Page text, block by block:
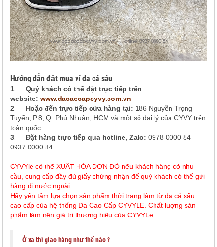
Hướng dẫn đặt mua ví da cá sấu
1. Quý khách có thể đặt trực tiếp trên
website: www.dacaocapcyvy.com.vn
2. Hoặc đến trực tiếp cửa hàng tại: 186 Nguyễn Trọng
Tuyển, P.8, Q. Phú Nhuận, HCM và một số đại lý của CYVY trên
toàn quốc.
3. Đặt hàng trực tiếp qua hotline, Zalo: 0978 0000 84 –
0937 0000 84.
CYVYle có thể XUẤT HÓA ĐƠN ĐỎ nếu khách hàng có nhu
cầu, cung cấp đầy đủ giấy chứng nhận để quý khách có thể gửi
hàng đi nước ngoài.
Hãy yên tâm lựa chọn sản phẩm thời trang làm từ da cá sấu
cao cấp của hệ thống Da Cao Cấp CYVYLE. Chất lượng sản
phẩm làm nên giá trị thương hiệu của CYVYLe.
Ở xa thì giao hàng như thế nào ?